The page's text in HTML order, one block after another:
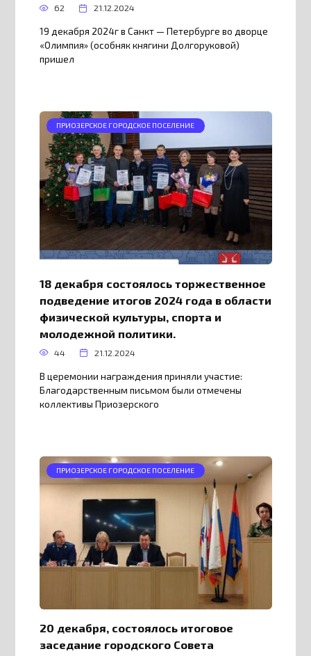
62 21.12.2024
19 декабря 2024г в Санкт — Петербурге во дворце
«Олимпия» (особняк княгини Долгоруковой)
пришел
ПРИОЗЕРСКОЕ ГОРОДСКОЕ ПОСЕЛЕНИЕ
18 декабря состоялось торжественное
подведение итогов 2024 года в области
физической культуры, спорта и
молодежной политики.
44 21.12.2024
В церемонии награждения приняли участие:
Благодарственным письмом были отмечены
коллективы Приозерского
ПРИОЗЕРСКОЕ ГОРОДСКОЕ ПОСЕЛЕНИЕ
20 декабря, состоялось итоговое
заседание городского Совета